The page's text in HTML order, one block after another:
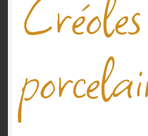
Mon compte
Qui suis-je
Validation de la commande